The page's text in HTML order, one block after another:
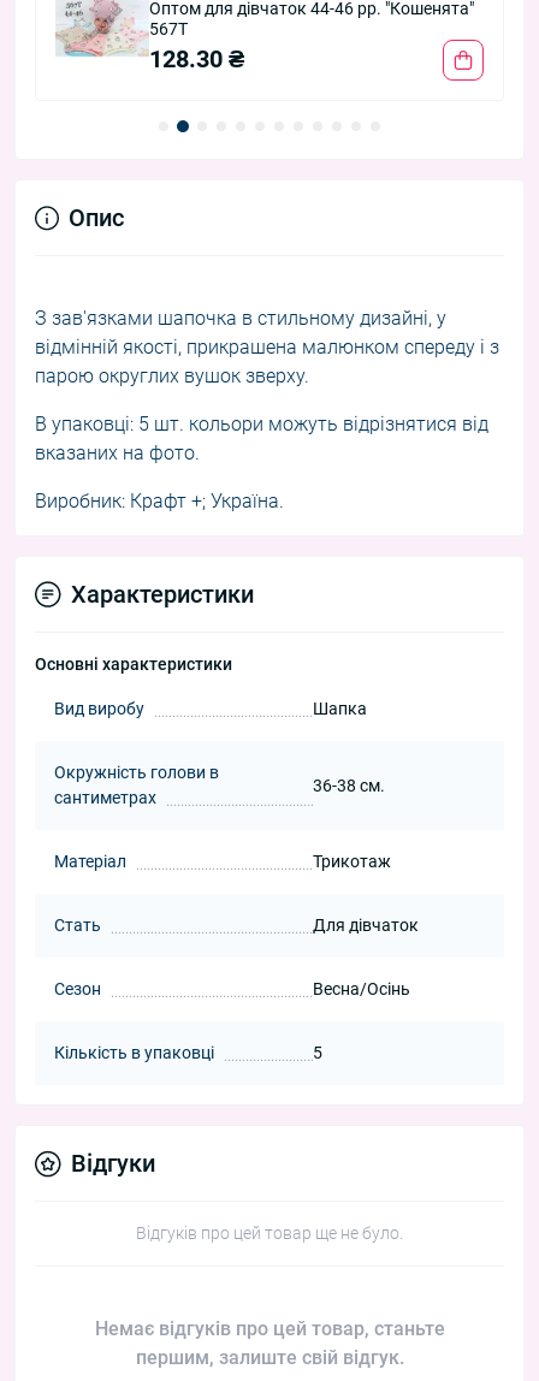
Оптом для дівчаток 44-46 рр. "Кошенята"
567T
128.30 ₴
Опис
З зав'язками шапочка в стильному дизайні, у
відмінній якості, прикрашена малюнком спереду і з
парою округлих вушок зверху.
В упаковці: 5 шт. кольори можуть відрізнятися від
вказаних на фото.
Виробник: Крафт +; Україна.
Характеристики
Основні характеристики
Вид виробу Шапка
Окружність голови в
сантиметрах
36-38 см.
Матеріал Трикотаж
Стать Для дівчаток
Сезон Весна/Осінь
Кількість в упаковці 5
Відгуки
Відгуків про цей товар ще не було.
Немає відгуків про цей товар, станьте
першим, залиште свій відгук.